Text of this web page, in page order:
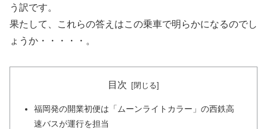
う訳です。
果たして、これらの答えはこの乗車で明らかになるのでし
ょうか・・・・・。
目次
福岡発の開業初便は「ムーンライトカラー」の西鉄高
速バスが運行を担当